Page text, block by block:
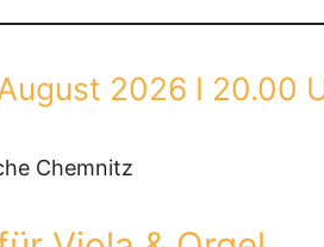
2026 I 20.00
Chemnitz